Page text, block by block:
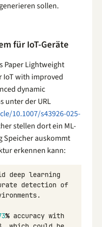
sollen.
für IoT-Geräte
Paper Lightweight
IoT with improved
dynamic
unter der URL
10.1007/s43926-025-
stellen dort ein ML-
Speicher auskommt
erkennen kann:
deep learning
detection of
.
% accuracy with